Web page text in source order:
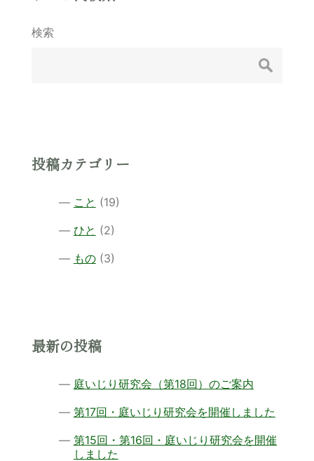
ゲ
検索
投稿カテゴリー
こと (19)
ひと (2)
もの(3)
最新の投稿
庭いじり研究会（第18回）のご案内
第17回・庭いじり研究会を開催しました
第15回・第16回・庭いじり研究会を開催
しました